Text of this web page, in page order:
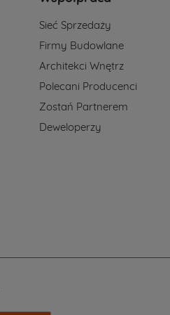
Sieć Sprzedaży
Firmy Budowlane
Architekci Wnętrz
Polecani Producenci
Zostań Partnerem
Deweloperzy